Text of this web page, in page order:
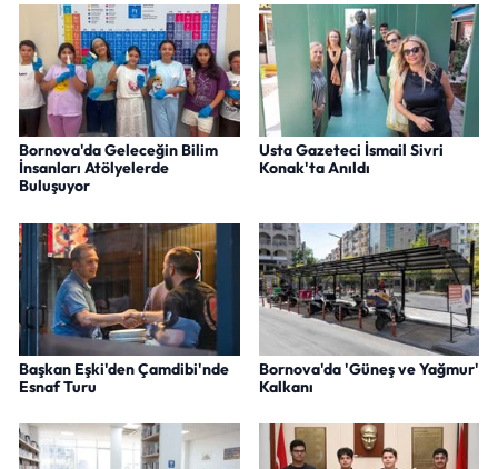
Bornova'da Geleceğin Bilim
İnsanları Atölyelerde
Buluşuyor
Usta Gazeteci İsmail Sivri
Konak'ta Anıldı
Başkan Eşki'den Çamdibi'nde
Esnaf Turu
Bornova'da 'Güneş ve Yağmur'
Kalkanı